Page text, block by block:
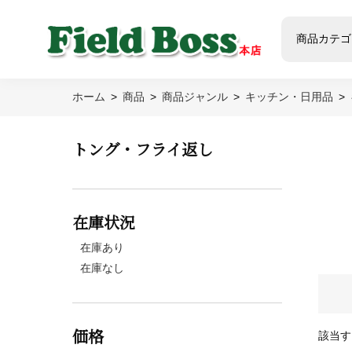
商品カテゴ
ホーム 商品 商品ジャンル キッチン・日用品
該当
トング・フライ返し
在庫状況
在庫あり
在庫なし
価格